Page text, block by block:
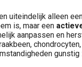
uiteindelijk alleen
is, maar een
aanpassen en